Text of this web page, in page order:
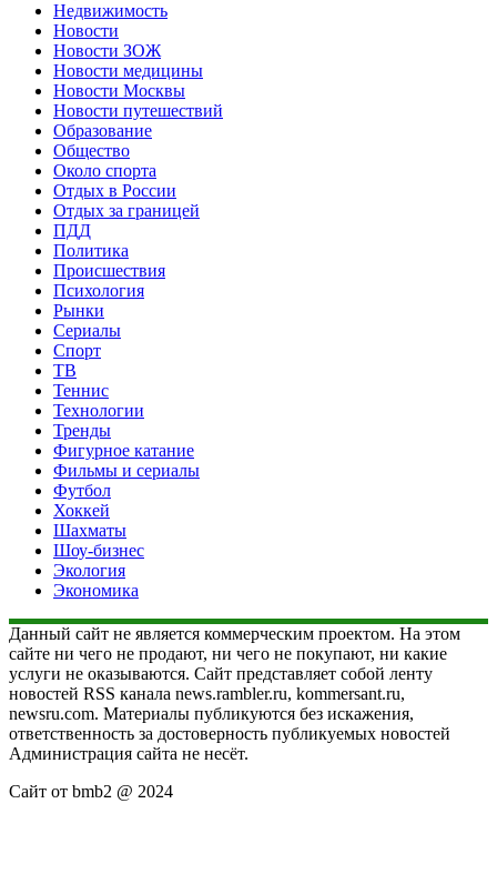
Недвижимость
Новости
Новости ЗОЖ
Новости медицины
Новости Москвы
Новости путешествий
Образование
Общество
Около спорта
Отдых в России
Отдых за границей
ПДД
Политика
Происшествия
Психология
Рынки
Сериалы
Спорт
ТВ
Теннис
Технологии
Тренды
Фигурное катание
Фильмы и сериалы
Футбол
Хоккей
Шахматы
Шоу-бизнес
Экология
Экономика
Данный сайт не является коммерческим проектом. На этом
сайте ни чего не продают, ни чего не покупают, ни какие
услуги не оказываются. Сайт представляет собой ленту
новостей RSS канала news.rambler.ru, kommersant.ru,
newsru.com. Материалы публикуются без искажения,
ответственность за достоверность публикуемых новостей
Администрация сайта не несёт.
Сайт от bmb2 @ 2024